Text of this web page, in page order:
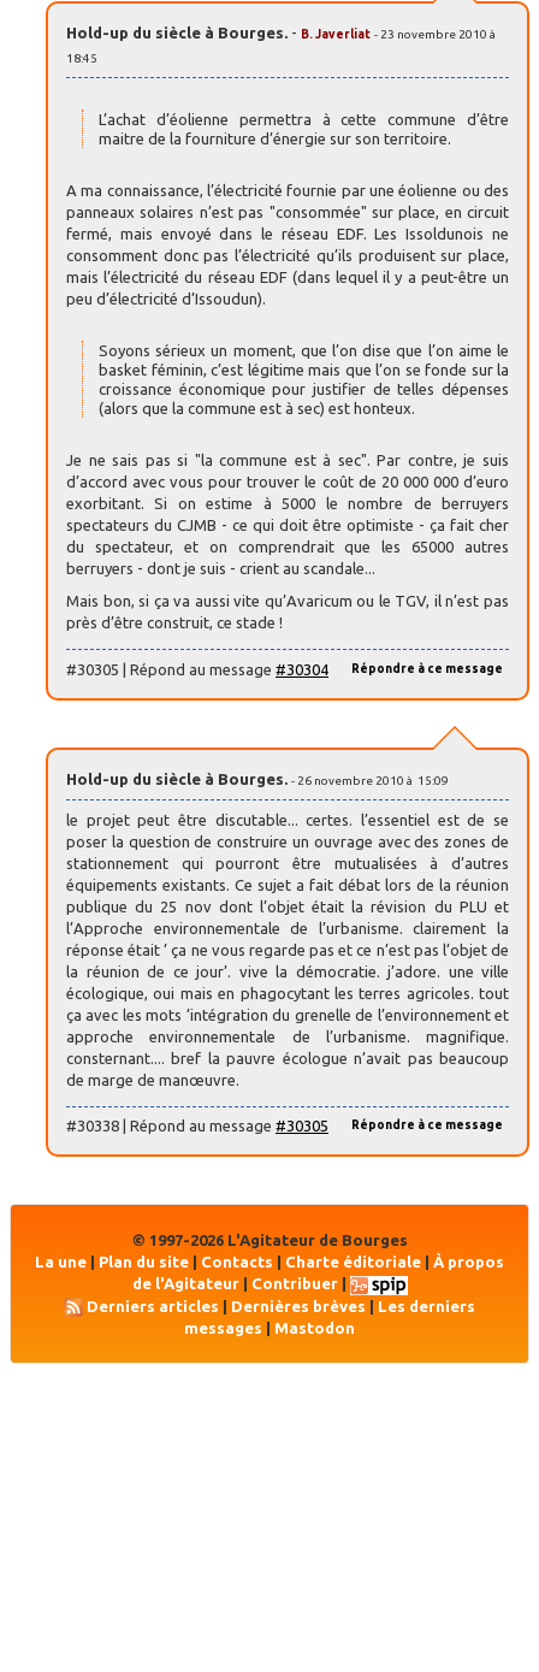
Hold-up du siècle à Bourges. - B. Javerliat - 23 novembre 2010 à
18:45
L’achat d’éolienne permettra à cette commune d’être
maitre de la fourniture d’énergie sur son territoire.
A ma connaissance, l’électricité fournie par une éolienne ou des
panneaux solaires n’est pas "consommée" sur place, en circuit
fermé, mais envoyé dans le réseau EDF. Les Issoldunois ne
consomment donc pas l’électricité qu’ils produisent sur place,
mais l’électricité du réseau EDF (dans lequel il y a peut-être un
peu d’électricité d’Issoudun).
Soyons sérieux un moment, que l’on dise que l’on aime le
basket féminin, c’est légitime mais que l’on se fonde sur la
croissance économique pour justifier de telles dépenses
(alors que la commune est à sec) est honteux.
Je ne sais pas si "la commune est à sec". Par contre, je suis
d’accord avec vous pour trouver le coût de 20 000 000 d’euro
exorbitant. Si on estime à 5000 le nombre de berruyers
spectateurs du CJMB - ce qui doit être optimiste - ça fait cher
du spectateur, et on comprendrait que les 65000 autres
berruyers - dont je suis - crient au scandale...
Mais bon, si ça va aussi vite qu’Avaricum ou le TGV, il n’est pas
près d’être construit, ce stade !
Répondre à ce message
#30305 | Répond au message #30304
Hold-up du siècle à Bourges. - 26 novembre 2010 à 15:09
le projet peut être discutable... certes. l’essentiel est de se
poser la question de construire un ouvrage avec des zones de
stationnement qui pourront être mutualisées à d’autres
équipements existants. Ce sujet a fait débat lors de la réunion
publique du 25 nov dont l’objet était la révision du PLU et
l’Approche environnementale de l’urbanisme. clairement la
réponse était ’ ça ne vous regarde pas et ce n’est pas l’objet de
la réunion de ce jour’. vive la démocratie. j’adore. une ville
écologique, oui mais en phagocytant les terres agricoles. tout
ça avec les mots ’intégration du grenelle de l’environnement et
approche environnementale de l’urbanisme. magnifique.
consternant.... bref la pauvre écologue n’avait pas beaucoup
de marge de manœuvre.
Répondre à ce message
#30338 | Répond au message #30305
© 1997-2026 L'Agitateur de Bourges
La une
Plan du site Contacts Charte éditoriale
À propos
de l'Agitateur| Contribuer|
Derniers articles
Dernières brèves
Les derniers
messages
Mastodon